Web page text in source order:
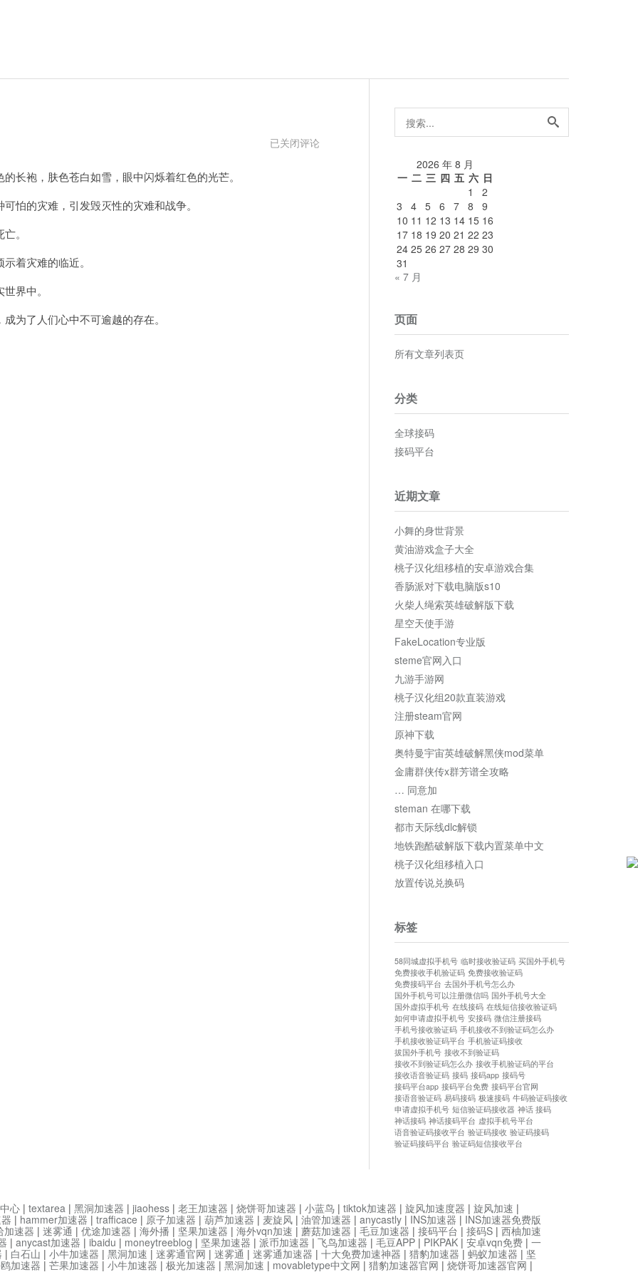
末
已关闭评论
袍，肤色苍白如雪，眼中闪烁着红色的光芒。
的灾难，引发毁灭性的灾难和战争。
。
着灾难的临近。
界中。
了人们心中不可逾越的存在。
搜
索...
2026 年 8 月
一 二 三 四 五 六 日
1
2
3
4 5 6 7 8
9
10 11 12 13 14 15 16
17 18 19 20 21 22 23
24 25 26 27 28 29 30
31
« 7 月
页面
所有文章列表页
分类
全球接码
接码平台
近期文章
小舞的身世背景
黄油游戏盒子大全
桃子汉化组移植的安卓游戏合集
香肠派对下载电脑版s10
火柴人绳索英雄破解版下载
星空天使手游
FakeLocation专业版
steme官网入口
九游手游网
桃子汉化组20款直装游戏
注册steam官网
原神下载
奥特曼宇宙英雄破解黑侠mod菜单
金庸群侠传x群芳谱全攻略
… 同意加
steman 在哪下载
都市天际线dlc解锁
地铁跑酷破解版下载内置菜单中文
桃子汉化组移植入口
放置传说兑换码
标签
58同城虚拟手机号 临时接收验证码 买国外手机号
免费接收手机验证码 免费接收验证码
免费接码平台 去国外手机号怎么办
国外手机号可以注册微信吗 国外手机号大全
国外虚拟手机号 在线接码 在线短信接收验证码
如何申请虚拟手机号 安接码 微信注册接码
手机号接收验证码 手机接收不到验证码怎么办
手机接收验证码平台 手机验证码接收
拔国外手机号 接收不到验证码
接收不到验证码怎么办 接收手机验证码的平台
接收语音验证码 接码 接码app 接码号
接码平台app 接码平台免费 接码平台官网
接语音验证码 易码接码 极速接码 牛码验证码接收
申请虚拟手机号 短信验证码接收器 神话 接码
神话接码 神话接码平台 虚拟手机号平台
语音验证码接收平台 验证码接收 验证码接码
验证码接码平台 验证码短信接收平台
心 | textarea | 黑洞加速器 | jiaohess | 老王加速器 | 烧饼哥加速器 | 小蓝鸟 | tiktok加速器 | 旋风加速度器 | 旋风加速 |
| hammer加速器 | trafficace | 原子加速器 | 葫芦加速器 | 麦旋风 | 油管加速器 | anycastly | INS加速器 | INS加速器免费版
加速器 | 迷雾通 | 优途加速器 | 海外播 | 坚果加速器 | 海外vqn加速 | 蘑菇加速器 | 毛豆加速器 | 接码平台 | 接码S | 西柚加速
| anycast加速器 | ibaidu | moneytreeblog | 坚果加速器 | 派币加速器 | 飞鸟加速器 | 毛豆APP | PIKPAK | 安卓vqn免费 | 一
| 白石山 | 小牛加速器 | 黑洞加速 | 迷雾通官网 | 迷雾通 | 迷雾通加速器 | 十大免费加速神器 | 猎豹加速器 | 蚂蚁加速器 | 坚
加速器 | 芒果加速器 | 小牛加速器 | 极光加速器 | 黑洞加速 | movabletype中文网 | 猎豹加速器官网 | 烧饼哥加速器官网 |